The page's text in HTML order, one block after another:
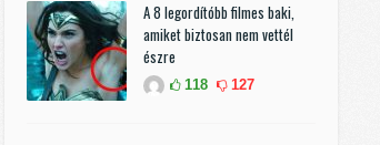
A 8 legordítóbb filmes baki,
amiket biztosan nem vettél
észre
118 127